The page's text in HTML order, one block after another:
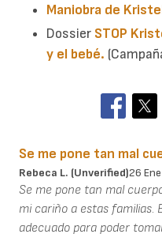
Maniobra de
Dossier STOP
y el bebé.
Se me pone tan mal
Rebeca L. (unverified)26
Se me pone tan mal
mi cariño a estas familias.
adecuado para poder